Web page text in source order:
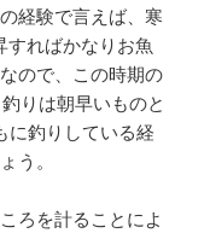
経験で言えば、寒
ればかなりお魚
ので、この時期の
りは朝早いものと
に釣りしている経
う。
ろを計ることによ